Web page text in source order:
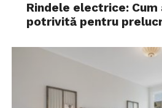
Rindele electrice:
potrivită pentru